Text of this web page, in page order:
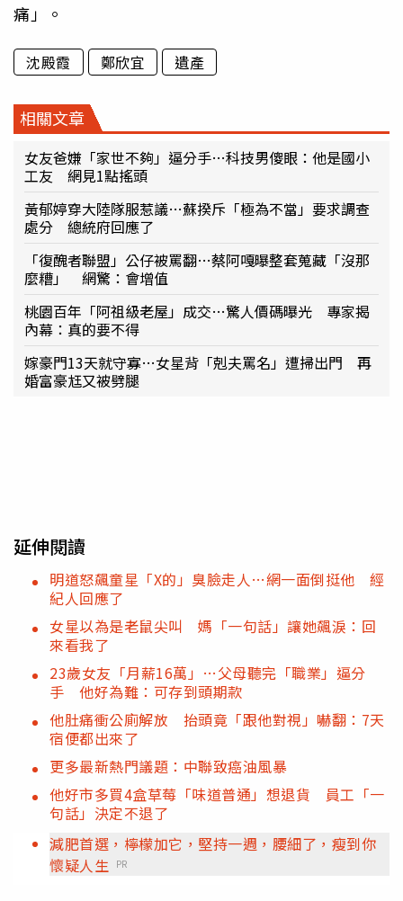
痛」。
沈殿霞 鄭欣宜 遺產
相關文章
女友爸嫌「家世不夠」逼分手…科技男傻眼：他是國小
工友 網見1點搖頭
黃郁婷穿大陸隊服惹議…蘇揆斥「極為不當」要求調查
處分 總統府回應了
「復醜者聯盟」公仔被罵翻…蔡阿嘎曝整套蒐藏「沒那
麼糟」 網驚：會增值
桃園百年「阿祖級老屋」成交…驚人價碼曝光 專家揭
內幕：真的要不得
嫁豪門13天就守寡…女星背「剋夫罵名」遭掃出門 再
婚富豪尪又被劈腿
延伸閱讀
明道怒飆童星「X的」臭臉走人…網一面倒挺他 經
紀人回應了
女星以為是老鼠尖叫 媽「一句話」讓她飆淚：回
來看我了
23歲女友「月薪16萬」…父母聽完「職業」逼分
手 他好為難：可存到頭期款
他肚痛衝公廁解放 抬頭竟「跟他對視」嚇翻：7天
宿便都出來了
更多最新熱門議題：中聯致癌油風暴
他好市多買4盒草莓「味道普通」想退貨 員工「一
句話」決定不退了
減肥首選，檸檬加它，堅持一週，腰細了，瘦到你
懷疑人生
PR